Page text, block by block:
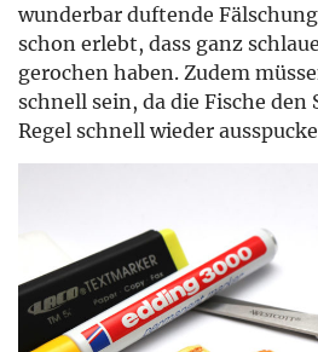
wunderbar duftende
schon erlebt, dass ganz
gerochen haben. Zudem
schnell sein, da die Fische
Regel schnell wieder